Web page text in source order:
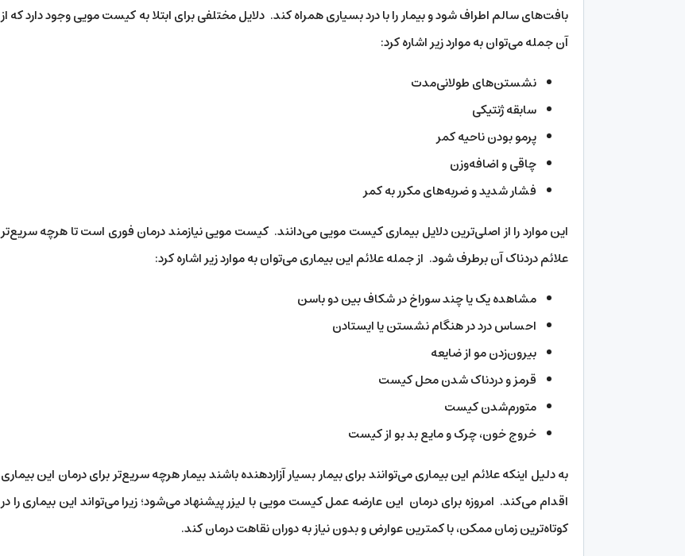
بافت‌های سالم اطراف شود و بیمار را با درد بسیاری همراه کند. دلایل مختلفی برای ابتلا به کیست مویی وجود دارد که از
آن جمله می‌توان به موارد زیر اشاره کرد:
نشستن‌های طولانی‌مدت
سابقه ژنتیکی
پرمو بودن ناحیه کمر
چاقی و اضافه‌وزن
فشار شدید و ضربه‌های مکرر به کمر
این موارد را از اصلی‌ترین دلایل بیماری کیست مویی می‌دانند. کیست مویی نیازمند درمان فوری است تا هرچه سریع‌تر
علائم دردناک آن برطرف شود. از جمله علائم این بیماری می‌توان به موارد زیر اشاره کرد:
مشاهده یک یا چند سوراخ در شکاف بین دو باسن
احساس درد در هنگام نشستن یا ایستادن
بیرون‌زدن مو از ضایعه
قرمز و دردناک شدن محل کیست
متورم‌شدن کیست
خروج خون، چرک و مایع بد بو از کیست
به دلیل اینکه علائم این بیماری می‌توانند برای بیمار بسیار آزاردهنده باشند بیمار هرچه سریع‌تر برای درمان این بیماری
اقدام می‌کند. امروزه برای درمان این عارضه عمل کیست مویی با لیزر پیشنهاد می‌شود؛ زیرا می‌تواند این بیماری را در
کوتاه‌ترین زمان ممکن، با کمترین عوارض و بدون نیاز به دوران نقاهت درمان کند.